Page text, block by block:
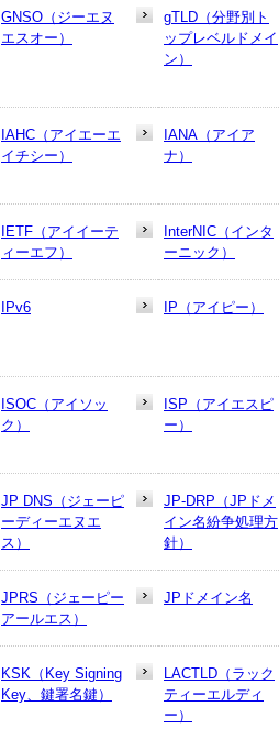
GNSO（ジーエヌ
エスオー）
gTLD（分野別ト
ップレベルドメイ
ン）
IAHC（アイエーエ
イチシー）
IANA（アイア
ナ）
IETF（アイイーテ
ィーエフ）
InterNIC（インタ
ーニック）
IPv6 IP（アイピー）
ISOC（アイソッ
ク）
ISP（アイエスピ
ー）
JP DNS（ジェーピ
ーディーエヌエ
ス）
JP-DRP（JPドメ
イン名紛争処理方
針）
JPRS（ジェーピー
アールエス）
JPドメイン名
KSK（Key Signing
Key、鍵署名鍵）
LACTLD（ラック
ティーエルディ
ー）